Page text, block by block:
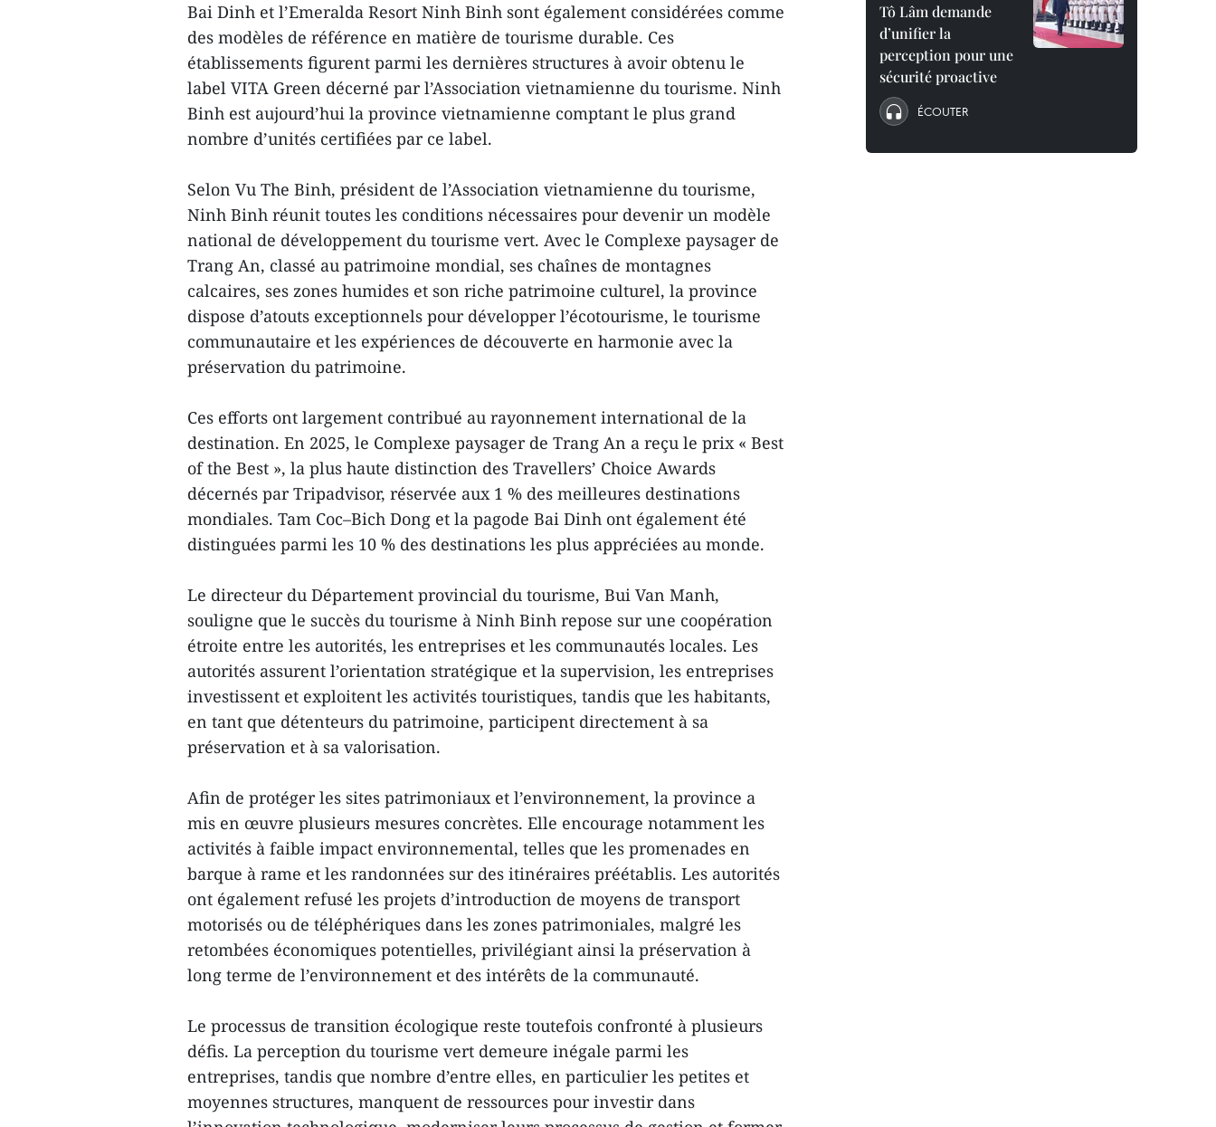
Bai Dinh et l’Emeralda Resort Ninh Binh sont également considérées comme
des modèles de référence en matière de tourisme durable. Ces
établissements figurent parmi les dernières structures à avoir obtenu le
label VITA Green décerné par l’Association vietnamienne du tourisme. Ninh
Binh est aujourd’hui la province vietnamienne comptant le plus grand
nombre d’unités certifiées par ce label.
Selon Vu The Binh, président de l’Association vietnamienne du tourisme,
Ninh Binh réunit toutes les conditions nécessaires pour devenir un modèle
national de développement du tourisme vert. Avec le Complexe paysager de
Trang An, classé au patrimoine mondial, ses chaînes de montagnes
calcaires, ses zones humides et son riche patrimoine culturel, la province
dispose d’atouts exceptionnels pour développer l’écotourisme, le tourisme
communautaire et les expériences de découverte en harmonie avec la
préservation du patrimoine.
Ces efforts ont largement contribué au rayonnement international de la
destination. En 2025, le Complexe paysager de Trang An a reçu le prix « Best
of the Best », la plus haute distinction des Travellers’ Choice Awards
décernés par Tripadvisor, réservée aux 1 % des meilleures destinations
mondiales. Tam Coc–Bich Dong et la pagode Bai Dinh ont également été
distinguées parmi les 10 % des destinations les plus appréciées au monde.
Le directeur du Département provincial du tourisme, Bui Van Manh,
souligne que le succès du tourisme à Ninh Binh repose sur une coopération
étroite entre les autorités, les entreprises et les communautés locales. Les
autorités assurent l’orientation stratégique et la supervision, les entreprises
investissent et exploitent les activités touristiques, tandis que les habitants,
en tant que détenteurs du patrimoine, participent directement à sa
préservation et à sa valorisation.
Afin de protéger les sites patrimoniaux et l’environnement, la province a
mis en œuvre plusieurs mesures concrètes. Elle encourage notamment les
activités à faible impact environnemental, telles que les promenades en
barque à rame et les randonnées sur des itinéraires préétablis. Les autorités
ont également refusé les projets d’introduction de moyens de transport
motorisés ou de téléphériques dans les zones patrimoniales, malgré les
retombées économiques potentielles, privilégiant ainsi la préservation à
long terme de l’environnement et des intérêts de la communauté.
Le processus de transition écologique reste toutefois confronté à plusieurs
défis. La perception du tourisme vert demeure inégale parmi les
entreprises, tandis que nombre d’entre elles, en particulier les petites et
moyennes structures, manquent de ressources pour investir dans
Tô Lâm demande
d’unifier la
perception pour une
sécurité proactive
ÉCOUTER